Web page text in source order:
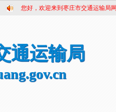
您好，欢迎来到枣庄市交通运输局
通运输局